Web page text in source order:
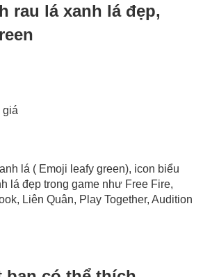
rau lá xanh lá đẹp,
giá
lá ( Emoji leafy green), icon biểu
lá đẹp trong game như Free Fire,
Liên Quân, Play Together, Audition